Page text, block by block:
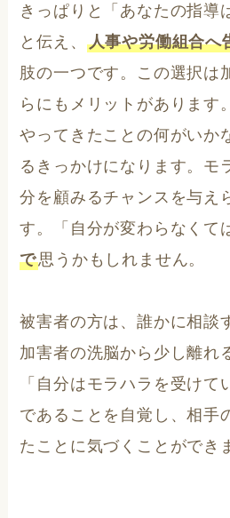
きっぱりと「あなたの指導
と伝え、 人事や労働組合へ
肢の一つです。この選択は
らにもメリットがあります
やってきたことの何がいか
るきっかけになります。モ
分を顧みるチャンスを与え
す。「自分が変わらなくて
で思うかもしれません。
被害者の方は、誰かに相談
加害者の洗脳から少し離れ
「自分はモラハラを受け
であることを自覚し、相手
たことに気づくことができ